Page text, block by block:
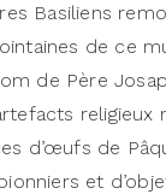
Basiliens
de ce
de Père
d’œufs de
et